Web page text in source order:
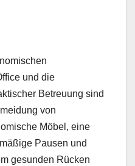
und die
Betreuung sind
von
Möbel, eine
Pausen und
gesunden Rücken